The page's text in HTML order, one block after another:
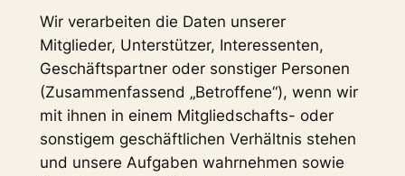
Wir verarbeiten die Daten unserer
Mitglieder, Unterstützer, Interessenten,
Geschäftspartner oder sonstiger Personen
(Zusammenfassend „Betroffene“), wenn wir
mit ihnen in einem Mitgliedschafts- oder
sonstigem geschäftlichen Verhältnis stehen
und unsere Aufgaben wahrnehmen sowie